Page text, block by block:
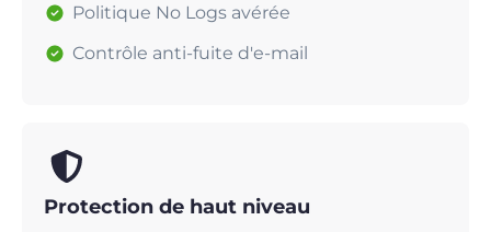
Politique No Logs avérée
Contrôle anti-fuite d'e-mail
Protection de haut niveau